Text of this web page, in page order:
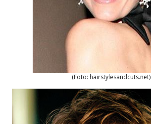
(Foto: hairstylesandcuts.net)